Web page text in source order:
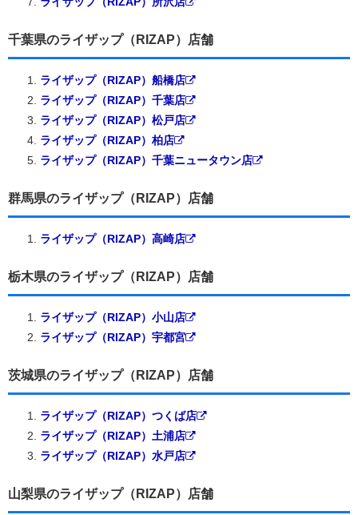
千葉県のライザップ（RIZAP）店舗
ライザップ（RIZAP）船橋店
ライザップ（RIZAP）千葉店
ライザップ（RIZAP）松戸店
ライザップ（RIZAP）柏店
ライザップ（RIZAP）千葉ニュータウン店
群馬県のライザップ（RIZAP）店舗
ライザップ（RIZAP）高崎店
栃木県のライザップ（RIZAP）店舗
ライザップ（RIZAP）小山店
ライザップ（RIZAP）宇都宮
茨城県のライザップ（RIZAP）店舗
ライザップ（RIZAP）つくば店
ライザップ（RIZAP）土浦店
ライザップ（RIZAP）水戸店
山梨県のライザップ（RIZAP）店舗